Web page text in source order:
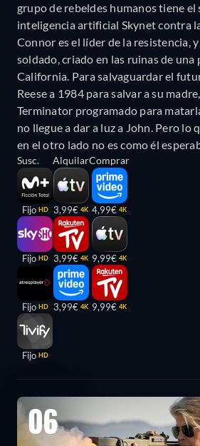
grupo de rebeldes humanos tiene el
inteligencia artificial Skynet contra
Connor es el líder de la resistencia, y
soldado, criado en las ruinas de
California. Para salvaguardar el
Reese a 1984 para salvar a su
Terminator programado para
no llegue a dar a luz a John. Pero lo
en el otro lado no es como él
Susc.
Fijo HD
Fijo HD
Fijo HD
Fijo HD
Alquilar
3,99€ 4K
3,99€ 4K
3,99€ 4K
Comprar
4,99€ 4K
9,99€ 4K
9,99€ 4K
06